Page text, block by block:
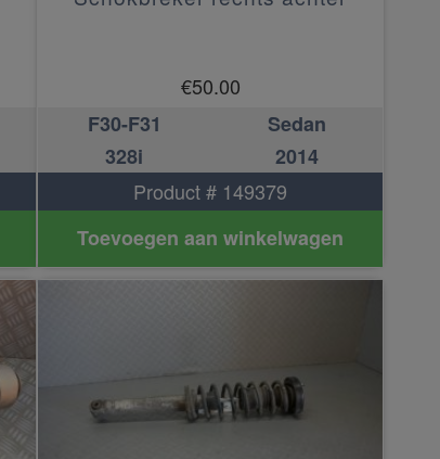
€50.00
F30-F31
Sedan
328i
2014
Product # 149379
Toevoegen aan winkelwagen